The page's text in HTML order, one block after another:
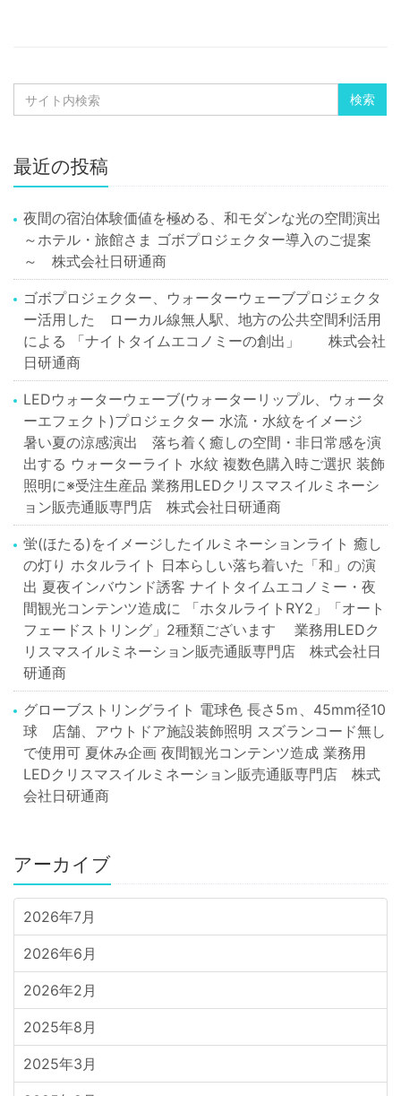
最近の投稿
夜間の宿泊体験価値を極める、和モダンな光の空間演出
～ホテル・旅館さま ゴボプロジェクター導入のご提案
～ 株式会社日研通商
ゴボプロジェクター、ウォーターウェーブプロジェクタ
ー活用した ローカル線無人駅、地方の公共空間利活用
による 「ナイトタイムエコノミーの創出」 株式会社
日研通商
LEDウォーターウェーブ(ウォーターリップル、ウォータ
ーエフェクト)プロジェクター 水流・水紋をイメージ
暑い夏の涼感演出 落ち着く癒しの空間・非日常感を演
出する ウォーターライト 水紋 複数色購入時ご選択 装飾
照明に※受注生産品 業務用LEDクリスマスイルミネーシ
ョン販売通販専門店 株式会社日研通商
蛍(ほたる)をイメージしたイルミネーションライト 癒し
の灯り ホタルライト 日本らしい落ち着いた「和」の演
出 夏夜インバウンド誘客 ナイトタイムエコノミー・夜
間観光コンテンツ造成に 「ホタルライトRY2」「オート
フェードストリング」2種類ございます 業務用LEDク
リスマスイルミネーション販売通販専門店 株式会社日
研通商
グローブストリングライト 電球色 長さ5ｍ、45mm径10
球 店舗、アウトドア施設装飾照明 スズランコード無し
で使用可 夏休み企画 夜間観光コンテンツ造成 業務用
LEDクリスマスイルミネーション販売通販専門店 株式
会社日研通商
アーカイブ
2026年7月
2026年6月
2026年2月
2025年8月
2025年3月